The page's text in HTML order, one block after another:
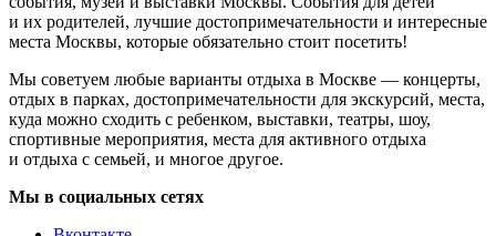
и их родителей, лучшие достопримечательности и интересные
места Москвы, которые обязательно стоит посетить!
Мы советуем любые варианты отдыха в Москве — концерты,
отдых в парках, достопримечательности для экскурсий, места,
куда можно сходить с ребенком, выставки, театры, шоу,
спортивные мероприятия, места для активного отдыха
и отдыха с семьей, и многое другое.
Мы в социальных сетях